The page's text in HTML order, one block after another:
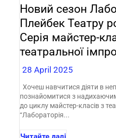
Новий сезон
Плейбек Театру
Серія майстер-
театральної
28 April 2025
Хочеш навчитися діяти в
познайомитися з
до циклу майстер-класів з
“Лабораторія...